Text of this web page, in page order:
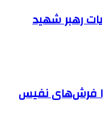
رهبر شهید
فرش‌های نفیس